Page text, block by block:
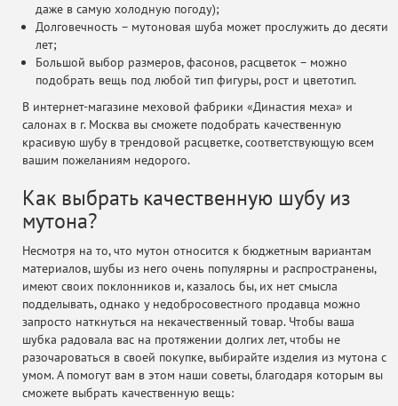
даже в самую холодную погоду);
Долговечность – мутоновая шуба может прослужить до десяти
лет;
Большой выбор размеров, фасонов, расцветок – можно
подобрать вещь под любой тип фигуры, рост и цветотип.
В интернет-магазине меховой фабрики «Династия меха» и
салонах в г. Москва вы сможете подобрать качественную
красивую шубу в трендовой расцветке, соответствующую всем
вашим пожеланиям недорого.
Как выбрать качественную шубу из
мутона?
Несмотря на то, что мутон относится к бюджетным вариантам
материалов, шубы из него очень популярны и распространены,
имеют своих поклонников и, казалось бы, их нет смысла
подделывать, однако у недобросовестного продавца можно
запросто наткнуться на некачественный товар. Чтобы ваша
шубка радовала вас на протяжении долгих лет, чтобы не
разочароваться в своей покупке, выбирайте изделия из мутона с
умом. А помогут вам в этом наши советы, благодаря которым вы
сможете выбрать качественную вещь: